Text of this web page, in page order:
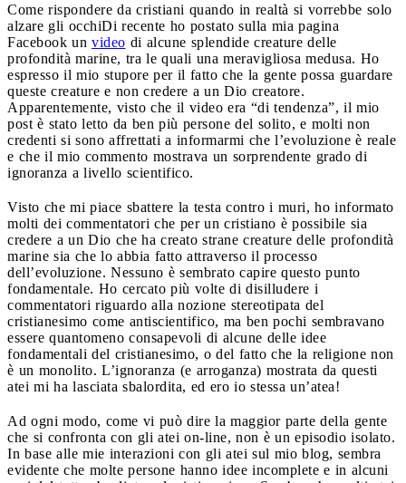
Come rispondere da cristiani quando in realtà si vorrebbe solo
alzare gli occhiDi recente ho postato sulla mia pagina
Facebook un video di alcune splendide creature delle
profondità marine, tra le quali una meravigliosa medusa. Ho
espresso il mio stupore per il fatto che la gente possa guardare
queste creature e non credere a un Dio creatore.
Apparentemente, visto che il video era “di tendenza”, il mio
post è stato letto da ben più persone del solito, e molti non
credenti si sono affrettati a informarmi che l’evoluzione è reale
e che il mio commento mostrava un sorprendente grado di
ignoranza a livello scientifico.
Visto che mi piace sbattere la testa contro i muri, ho informato
molti dei commentatori che per un cristiano è possibile sia
credere a un Dio che ha creato strane creature delle profondità
marine sia che lo abbia fatto attraverso il processo
dell’evoluzione. Nessuno è sembrato capire questo punto
fondamentale. Ho cercato più volte di disilludere i
commentatori riguardo alla nozione stereotipata del
cristianesimo come antiscientifico, ma ben pochi sembravano
essere quantomeno consapevoli di alcune delle idee
fondamentali del cristianesimo, o del fatto che la religione non
è un monolito. L’ignoranza (e arroganza) mostrata da questi
atei mi ha lasciata sbalordita, ed ero io stessa un’atea!
Ad ogni modo, come vi può dire la maggior parte della gente
che si confronta con gli atei on-line, non è un episodio isolato.
In base alle mie interazioni con gli atei sul mio blog, sembra
evidente che molte persone hanno idee incomplete e in alcuni